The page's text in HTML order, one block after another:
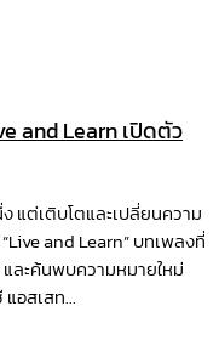
and Learn เปิดตัว
แต่เติบโตและเปลี่ยนความ
and Learn” บทเพลงที่
ละค้นพบความหมายใหม่
อสเสท...